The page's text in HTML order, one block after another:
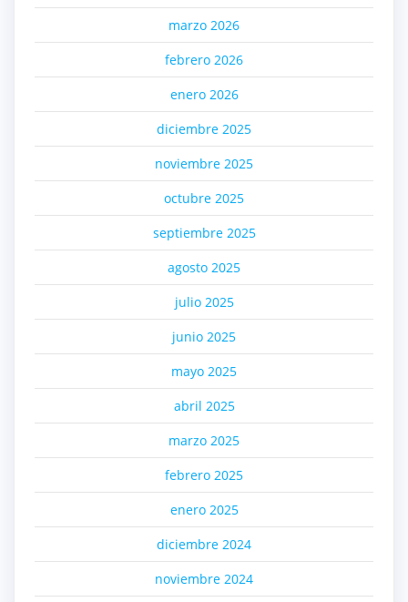
marzo 2026
febrero 2026
enero 2026
diciembre 2025
noviembre 2025
octubre 2025
septiembre 2025
agosto 2025
julio 2025
junio 2025
mayo 2025
abril 2025
marzo 2025
febrero 2025
enero 2025
diciembre 2024
noviembre 2024